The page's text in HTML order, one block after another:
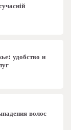
удобство и
волос